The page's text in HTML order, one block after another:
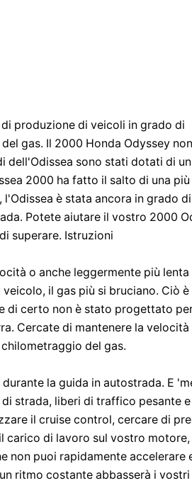
produzione di veicoli in grado di
gas. Il 2000 Honda Odyssey
dell'Odissea sono stati dotati di
2000 ha fatto il salto di una più
è stata ancora in grado di
Potete aiutare il vostro 2000
superare. Istruzioni
o anche leggermente più lenta
il gas più si bruciano. Ciò è
di certo non è stato progettato
Cercate di mantenere la
del gas.
la guida in autostrada. E
strada, liberi di traffico pesante
il cruise control, cercare di
carico di lavoro sul vostro motore,
non puoi rapidamente accelerare
ritmo costante abbasserà i vostri